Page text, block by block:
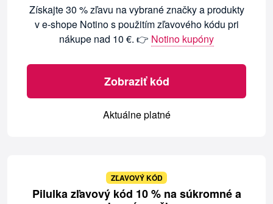
Získajte 30 % zľavu na vybrané značky a produkty
v e-shope Notino s použitím zľavového kódu pri
nákupe nad 10 €. 👉 Notino kupóny
Zobraziť kód
Aktuálne platné
ZĽAVOVÝ KÓD
Pilulka zľavový kód 10 % na súkromné a